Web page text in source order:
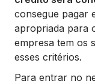
consegue pagar
apropriada para
empresa tem os
esses critérios.
Para entrar no